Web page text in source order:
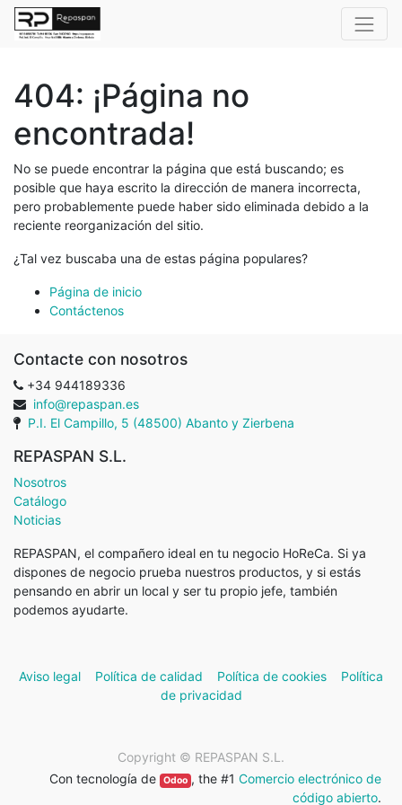
404: ¡Página no
encontrada!
No se puede encontrar la página que está buscando; es
posible que haya escrito la dirección de manera incorrecta,
pero probablemente puede haber sido eliminada debido a la
reciente reorganización del sitio.
¿Tal vez buscaba una de estas página populares?
Página de inicio
Contáctenos
Contacte con nosotros
+34 944189336
info@repaspan.es
P.I. El Campillo, 5 (48500) Abanto y Zierbena
REPASPAN S.L.
Nosotros
Catálogo
Noticias
REPASPAN, el compañero ideal en tu negocio HoReCa. Si ya
dispones de negocio prueba nuestros productos, y si estás
pensando en abrir un local y ser tu propio jefe, también
podemos ayudarte.
Aviso legal Política de calidad Política de cookies
Política
de privacidad
Copyright © REPASPAN S.L.
Con tecnología de
Odoo , the #1 Comercio electrónico de
código abierto.